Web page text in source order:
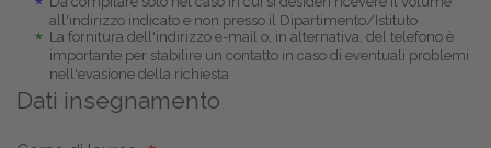
all'indirizzo indicato e non presso il Dipartimento/Istituto
La fornitura dell'indirizzo e-mail o, in alternativa, del telefono è
importante per stabilire un contatto in caso di eventuali problemi
nell'evasione della richiesta
Dati insegnamento